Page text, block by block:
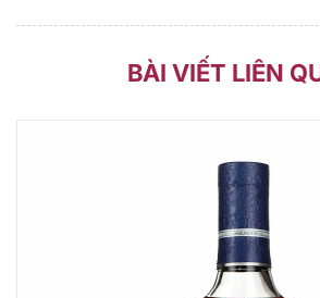
BÀI VIẾT LIÊN